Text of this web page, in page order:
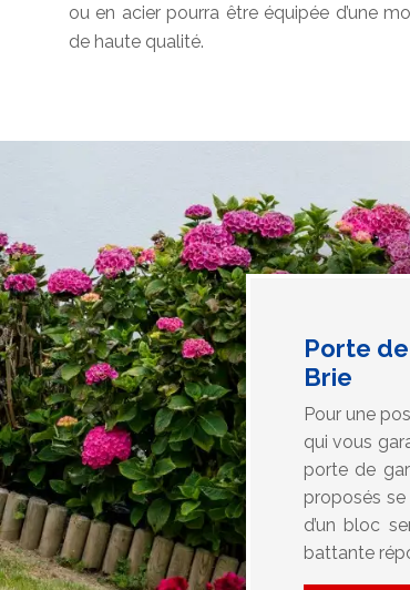
ou en acier pourra être équipée d’une
de haute qualité.
Porte
Brie
Pour une
qui vous
porte de
proposés
d’un bloc
battante